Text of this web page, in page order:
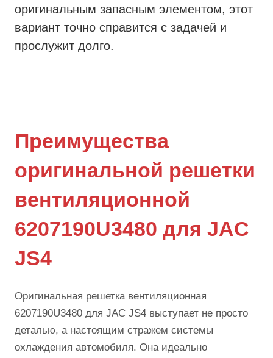
оригинальным запасным элементом, этот
вариант точно справится с задачей и
прослужит долго.
Преимущества
оригинальной решетки
вентиляционной
6207190U3480 для JAC
JS4
Оригинальная решетка вентиляционная
6207190U3480 для JAC JS4 выступает не просто
деталью, а настоящим стражем системы
охлаждения автомобиля. Она идеально